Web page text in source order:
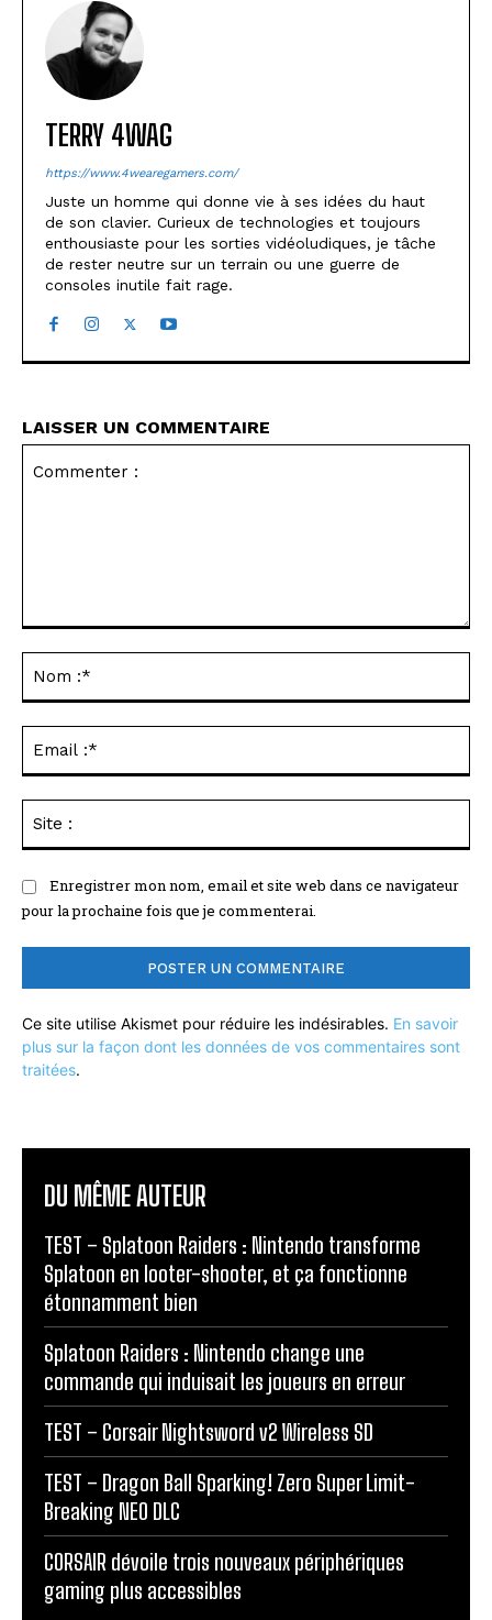
TERRY 4WAG
https://www.4wearegamers.com/
Juste un homme qui donne vie à ses idées du haut
de son clavier. Curieux de technologies et toujours
enthousiaste pour les sorties vidéoludiques, je tâche
de rester neutre sur un terrain ou une guerre de
consoles inutile fait rage.
LAISSER UN COMMENTAIRE
Enregistrer mon nom, email et site web dans ce navigateur
pour la prochaine fois que je commenterai.
Ce site utilise Akismet pour réduire les indésirables. En savoir
plus sur la façon dont les données de vos commentaires sont
traitées.
DU MÊME AUTEUR
TEST – Splatoon Raiders : Nintendo transforme
Splatoon en looter-shooter, et ça fonctionne
étonnamment bien
Splatoon Raiders : Nintendo change une
commande qui induisait les joueurs en erreur
TEST – Corsair Nightsword v2 Wireless SD
TEST – Dragon Ball Sparking! Zero Super Limit-
Breaking NEO DLC
CORSAIR dévoile trois nouveaux périphériques
gaming plus accessibles